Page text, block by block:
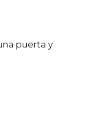
puerta y